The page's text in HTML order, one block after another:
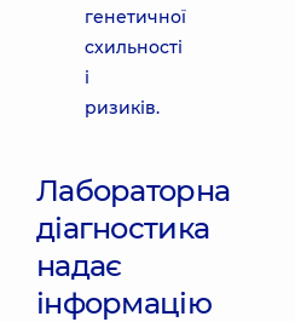
генетичної
схильності
і
ризиків.
Лабораторна
діагностика
надає
інформацію